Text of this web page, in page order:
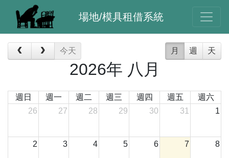
場地/模具租借系統
今天 月 週 天
2026年 八月
週日 週一 週二 週三 週四 週五
週六
26
27 28 29 30 31 1
2 3 4 5 6 7 8